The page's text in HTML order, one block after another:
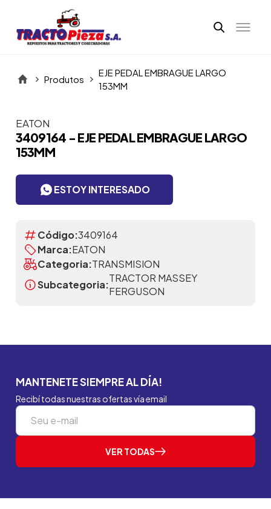
Produtos
EJE PEDAL EMBRAGUE LARGO
153MM
Itens da Galeria
EATON
3409164 - EJE PEDAL EMBRAGUE LARGO
153MM
ESTOY INTERESADO
Código:3409164
Marca:EATON
Categoria:TRANSMISION
Subcategoria:
TRACTOR MASSEY
FERGUSON
MANTENETE SIEMPRE AL DÍA!
Recibí todas nuestras ofertas vía email
VER TODAS